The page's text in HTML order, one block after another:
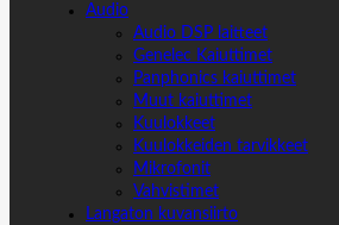
Audio
Audio DSP laitteet
Genelec Kaiuttimet
Panphonics kaiuttimet
Muut kaiuttimet
Kuulokkeet
Kuulokkeiden tarvikkeet
Mikrofonit
Vahvistimet
Langaton kuvansiirto